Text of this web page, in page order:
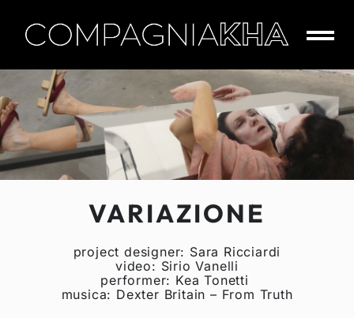
content
CompagniaKha
VARIAZIONE
project designer: Sara Ricciardi
video: Sirio Vanelli
performer: Kea Tonetti
musica: Dexter Britain – From Truth